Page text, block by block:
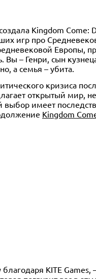
Kingdom
игр про
Европы,
Вы – Генри, сын
а семья – убита.
кризиса
открытый мир,
имеет
Kingdom
KITE Games,